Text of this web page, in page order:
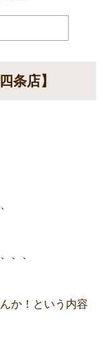
条店】
、、
か！という内容